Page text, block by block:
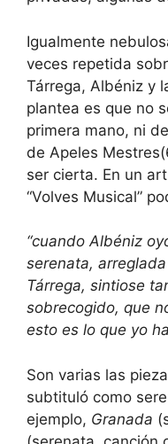
Igualmente
veces repetida
Tárrega, Albéniz y
plantea es que no
primera mano, ni
de Apeles
ser cierta. En un
“Volves Musical”
“cuando Albéniz
serenata,
Tárrega, sintiose
sobrecogido, que
esto es lo que yo
Son varias las
subtituló como
ejemplo, Granada